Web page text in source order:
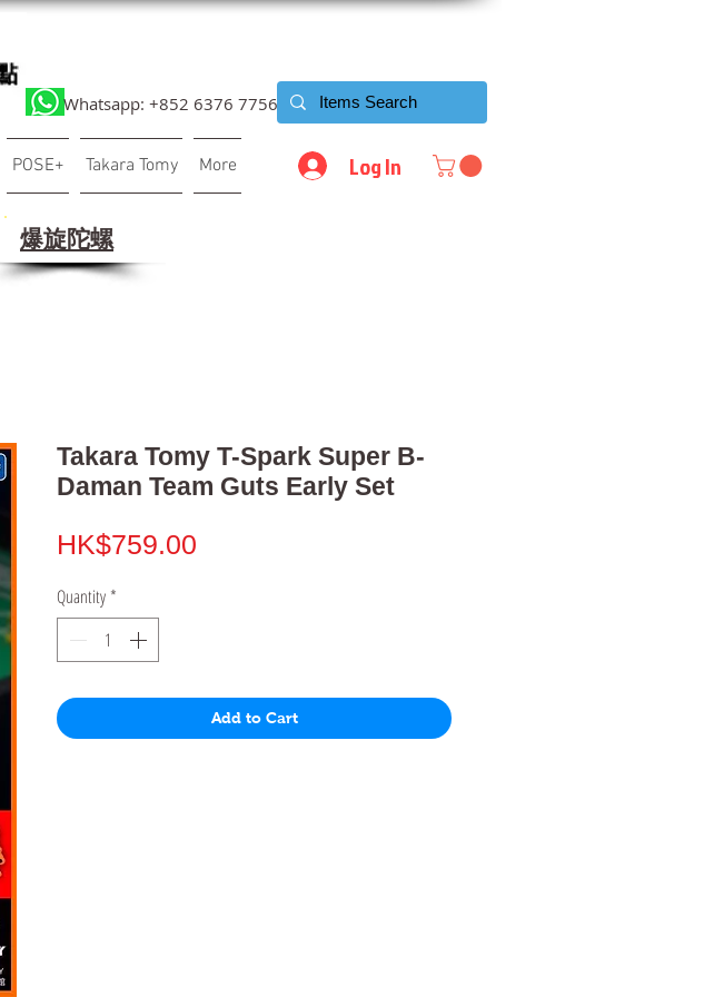
Whatsapp: +852 6376 7756
POSE+ Takara Tomy More Log In
​爆旋陀螺
Takara Tomy T-Spark Super B-
Daman Team Guts Early Set
HK$759.00
Quantity *
Add to Cart